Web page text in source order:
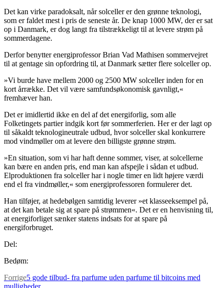
Det kan virke paradoksalt, når solceller er den grønne teknologi,
som er faldet mest i pris de seneste år. De knap 1000 MW, der er sat
op i Danmark, er dog langt fra tilstrækkeligt til at levere strøm på
sommerdagene.
Derfor benytter energiprofessor Brian Vad Mathisen sommervejret
til at gentage sin opfordring til, at Danmark sætter flere solceller op.
»Vi burde have mellem 2000 og 2500 MW solceller inden for en
kort årrække. Det vil være samfundsøkonomisk gavnligt,«
fremhæver han.
Det er imidlertid ikke en del af det energiforlig, som alle
Folketingets partier indgik kort før sommerferien. Her er der lagt op
til såkaldt teknologineutrale udbud, hvor solceller skal konkurrere
mod vindmøller om at levere den billigste grønne strøm.
»En situation, som vi har haft denne sommer, viser, at solcellerne
kan bære en anden pris, end man kan afspejle i sådan et udbud.
Elproduktionen fra solceller har i nogle timer en lidt højere værdi
end el fra vindmøller,« som energiprofessoren formulerer det.
Han tilføjer, at hedebølgen samtidig leverer »et klasseeksempel på,
at det kan betale sig at spare på strømmen«. Det er en henvisning til,
at energiforliget sænker statens indsats for at spare på
energiforbruget.
Del:
Bedøm:
Forrige5 gode tilbud- fra parfume uden parfume til bitcoins med